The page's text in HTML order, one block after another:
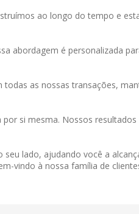
ao longo do tempo e
abordagem é personalizada
todas as nossas transações,
si mesma. Nossos
lado, ajudando você a
vindo à nossa família de